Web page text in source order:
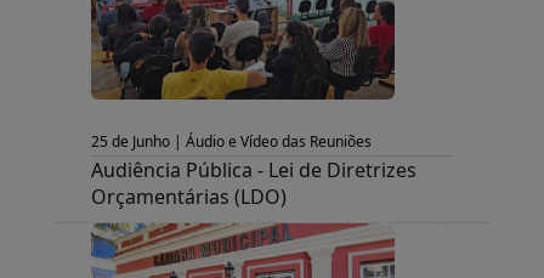
25 de Junho | Áudio e Vídeo das Reuniões
Audiência Pública - Lei de Diretrizes
Orçamentárias (LDO)